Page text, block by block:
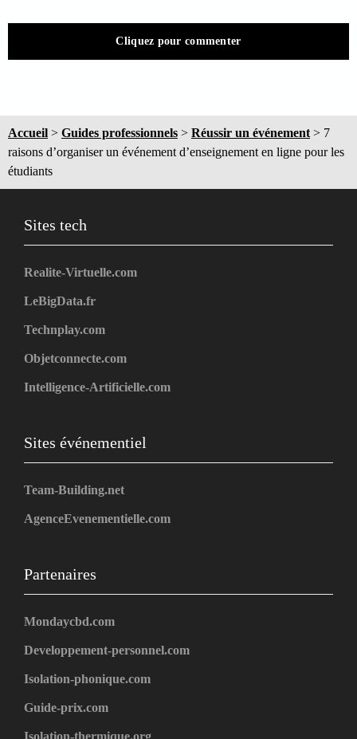
Cliquez pour commenter
Accueil > Guides professionnels > Réussir un événement > 7
raisons d’organiser un événement d’enseignement en ligne pour les
étudiants
Sites tech
Realite-Virtuelle.com
LeBigData.fr
Technplay.com
Objetconnecte.com
Intelligence-Artificielle.com
Sites événementiel
Team-Building.net
AgenceEvenementielle.com
Partenaires
Mondaycbd.com
Developpement-personnel.com
Isolation-phonique.com
Guide-prix.com
Isolation-thermique.org